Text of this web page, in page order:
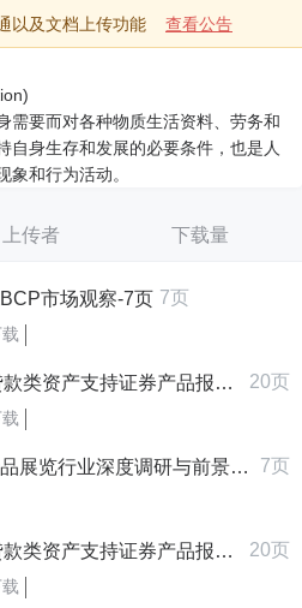
以及文档上传功能 查看公告
需要而对各种物质生活资料、劳务和
自身生存和发展的必要条件，也是人
象和行为活动。
上传者 下载量
市场观察-7页 7页
持证券产品报告（2025年半年度） 20页
业深度调研与前景趋势预测报告 7页
持证券产品报告（2025年半年度） 20页